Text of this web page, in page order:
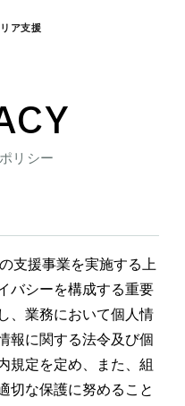
ア支援
リシー
支援事業を実施する上
バシーを構成する重要
、業務において個人情
報に関する法令及び個
規定を定め、また、組
切な保護に努めること